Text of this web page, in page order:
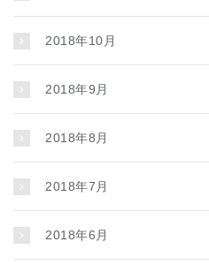
2018年10月
2018年9月
2018年8月
2018年7月
2018年6月